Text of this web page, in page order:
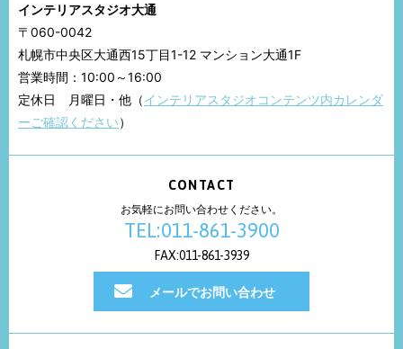
インテリアスタジオ大通
〒060-0042
札幌市中央区大通西15丁目1-12 マンション大通1F
営業時間：10:00～16:00
定休日 月曜日・他（インテリアスタジオコンテンツ内カレンダ
ーご確認ください）
CONTACT
お気軽にお問い合わせください。
TEL:011-861-3900
FAX:011-861-3939
メールでお問い合わせ